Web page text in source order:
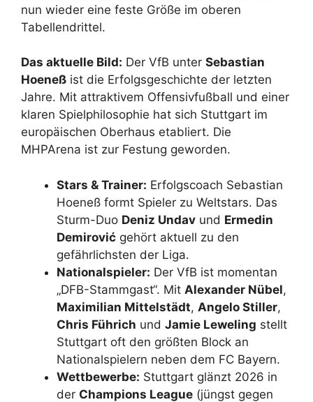
nun wieder eine feste Größe im oberen
Tabellendrittel.
Das aktuelle Bild: Der VfB unter Sebastian
Hoeneß ist die Erfolgsgeschichte der letzten
Jahre. Mit attraktivem Offensivfußball und einer
klaren Spielphilosophie hat sich Stuttgart im
europäischen Oberhaus etabliert. Die
MHPArena ist zur Festung geworden.
Stars & Trainer: Erfolgscoach Sebastian
Hoeneß formt Spieler zu Weltstars. Das
Sturm-Duo Deniz Undav und Ermedin
Demirović gehört aktuell zu den
gefährlichsten der Liga.
Nationalspieler: Der VfB ist momentan
„DFB-Stammgast“. Mit Alexander Nübel,
Maximilian Mittelstädt, Angelo Stiller,
Chris Führich und Jamie Leweling stellt
Stuttgart oft den größten Block an
Nationalspielern neben dem FC Bayern.
Wettbewerbe: Stuttgart glänzt 2026 in
der Champions League (jüngst gegen